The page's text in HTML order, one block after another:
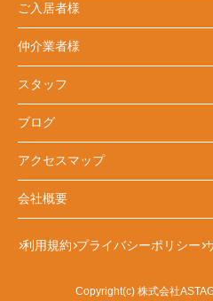
ご入居者様
仲介業者様
スタッフ
ブログ
アクセスマップ
会社概要
利用規約 プライバシーポリシー
Copyright(c) 株式会社